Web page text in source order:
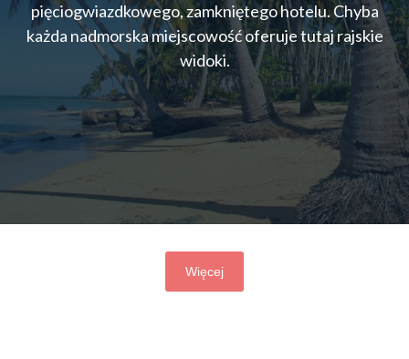
pięciogwiazdkowego, zamkniętego hotelu. Chyba
każda nadmorska miejscowość oferuje tutaj rajskie
widoki.
Więcej